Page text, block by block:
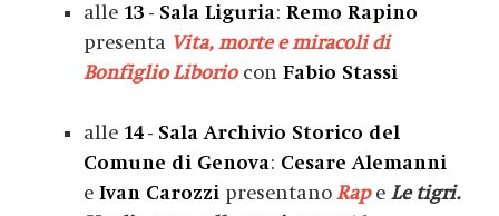
alle 13 - Sala Liguria: Remo Rapino
presenta Vita, morte e miracoli di
Bonfiglio Liboriocon Fabio Stassi
alle 14- Sala Archivio Storico del
Comune di Genova: Cesare Alemanni
e Ivan Carozzi presentanoRape Le tigri.